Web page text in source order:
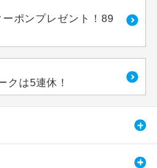
ポンプレゼント！89
クは5連休！